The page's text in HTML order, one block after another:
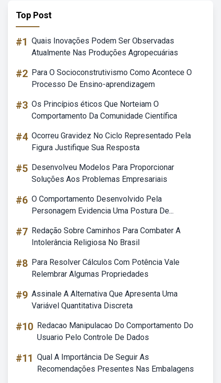
Top Post
#1 Quais Inovações Podem Ser Observadas
Atualmente Nas Produções Agropecuárias
#2 Para O Socioconstrutivismo Como Acontece O
Processo De Ensino-aprendizagem
#3 Os Princípios éticos Que Norteiam O
Comportamento Da Comunidade Científica
#4 Ocorreu Gravidez No Ciclo Representado Pela
Figura Justifique Sua Resposta
#5 Desenvolveu Modelos Para Proporcionar
Soluções Aos Problemas Empresariais
#6 O Comportamento Desenvolvido Pela
Personagem Evidencia Uma Postura De...
#7 Redação Sobre Caminhos Para Combater A
Intolerância Religiosa No Brasil
#8 Para Resolver Cálculos Com Potência Vale
Relembrar Algumas Propriedades
#9 Assinale A Alternativa Que Apresenta Uma
Variável Quantitativa Discreta
#10 Redacao Manipulacao Do Comportamento Do
Usuario Pelo Controle De Dados
#11 Qual A Importância De Seguir As
Recomendações Presentes Nas Embalagens